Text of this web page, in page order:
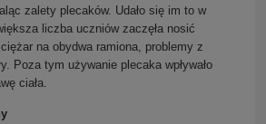
zalety plecaków. Udało się im to w
liczba uczniów zaczęła nosić
na obydwa ramiona, problemy z
Poza tym używanie plecaka wpływało
ciała.